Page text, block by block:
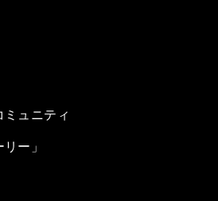
ュニティ
ー」